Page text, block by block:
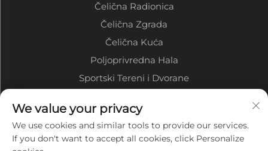
Čelična Radionica
Čelična Zgrada
Čelična Kuća
Poljoprivredna Hala
Sportski Tereni i Dvorane
O tvrtki
Profil tvrtke
We value your privacy
We use cookies and similar tools to provide our services.
If you don't want to accept all cookies, click Personalize